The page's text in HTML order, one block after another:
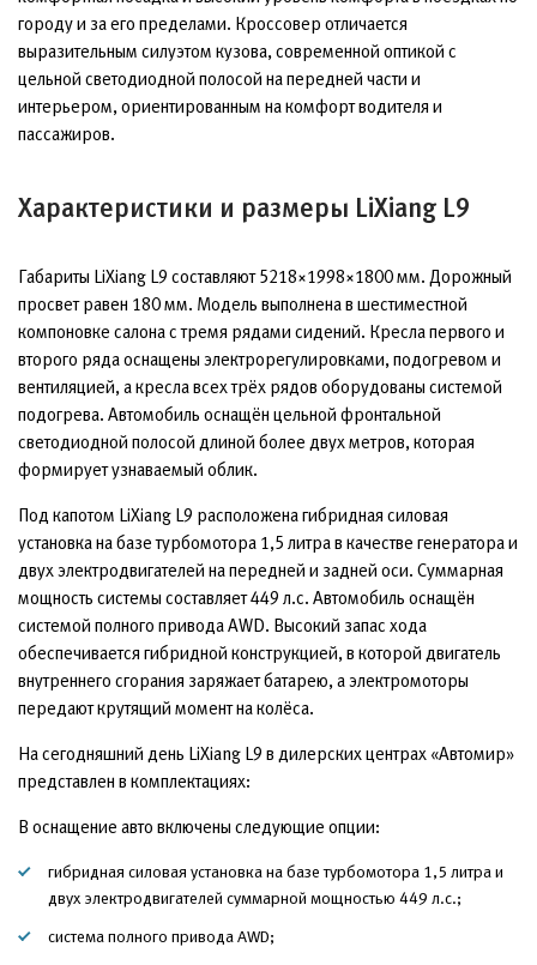
городу и за его пределами. Кроссовер отличается
выразительным силуэтом кузова, современной оптикой с
цельной светодиодной полосой на передней части и
интерьером, ориентированным на комфорт водителя и
пассажиров.
Характеристики и размеры LiXiang L9
Габариты LiXiang L9 составляют 5218×1998×1800 мм. Дорожный
просвет равен 180 мм. Модель выполнена в шестиместной
компоновке салона с тремя рядами сидений. Кресла первого и
второго ряда оснащены электрорегулировками, подогревом и
вентиляцией, а кресла всех трёх рядов оборудованы системой
подогрева. Автомобиль оснащён цельной фронтальной
светодиодной полосой длиной более двух метров, которая
формирует узнаваемый облик.
Под капотом LiXiang L9 расположена гибридная силовая
установка на базе турбомотора 1,5 литра в качестве генератора и
двух электродвигателей на передней и задней оси. Суммарная
мощность системы составляет 449 л.с. Автомобиль оснащён
системой полного привода AWD. Высокий запас хода
обеспечивается гибридной конструкцией, в которой двигатель
внутреннего сгорания заряжает батарею, а электромоторы
передают крутящий момент на колёса.
На сегодняшний день LiXiang L9 в дилерских центрах «Автомир»
представлен в комплектациях:
В оснащение авто включены следующие опции:
гибридная силовая установка на базе турбомотора 1,5 литра и
двух электродвигателей суммарной мощностью 449 л.с.;
система полного привода AWD;